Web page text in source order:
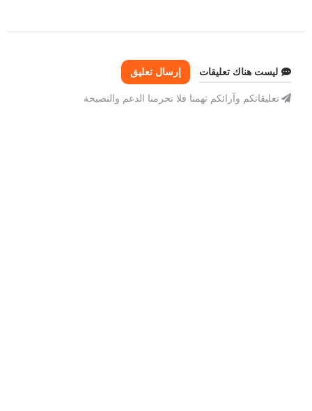
ليست هناك تعليقات إرسال تعليق
تعليقاتكم وآرائكم تهمنا فلا تحرمنا الدعم والنصيحة